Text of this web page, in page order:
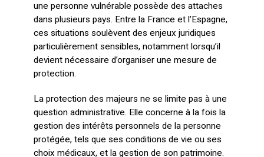
une personne vulnérable possède des attaches
dans plusieurs pays. Entre la France et l’Espagne,
ces situations soulèvent des enjeux juridiques
particulièrement sensibles, notamment lorsqu’il
devient nécessaire d’organiser une mesure de
protection.
La protection des majeurs ne se limite pas à une
question administrative. Elle concerne à la fois la
gestion des intérêts personnels de la personne
protégée, tels que ses conditions de vie ou ses
choix médicaux, et la gestion de son patrimoine.